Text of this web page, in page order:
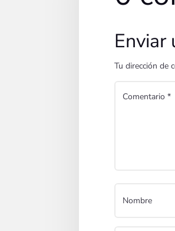
Enviar
Tu dirección de